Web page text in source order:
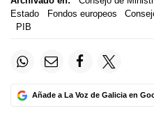
Estado
Fondos europeos
PIB
Añade a La Voz de Galicia en